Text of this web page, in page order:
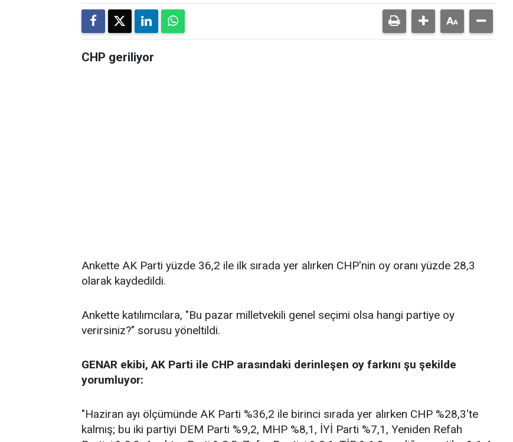
CHP geriliyor
Ankette AK Parti yüzde 36,2 ile ilk sırada yer alırken CHP'nin oy oranı yüzde 28,3
olarak kaydedildi.
Ankette katılımcılara, "Bu pazar milletvekili genel seçimi olsa hangi partiye oy
verirsiniz?" sorusu yöneltildi.
GENAR ekibi, AK Parti ile CHP arasındaki derinleşen oy farkını şu şekilde
yorumluyor:
"Haziran ayı ölçümünde AK Parti %36,2 ile birinci sırada yer alırken CHP %28,3'te
kalmış; bu iki partiyi DEM Parti %9,2, MHP %8,1, İYİ Parti %7,1, Yeniden Refah